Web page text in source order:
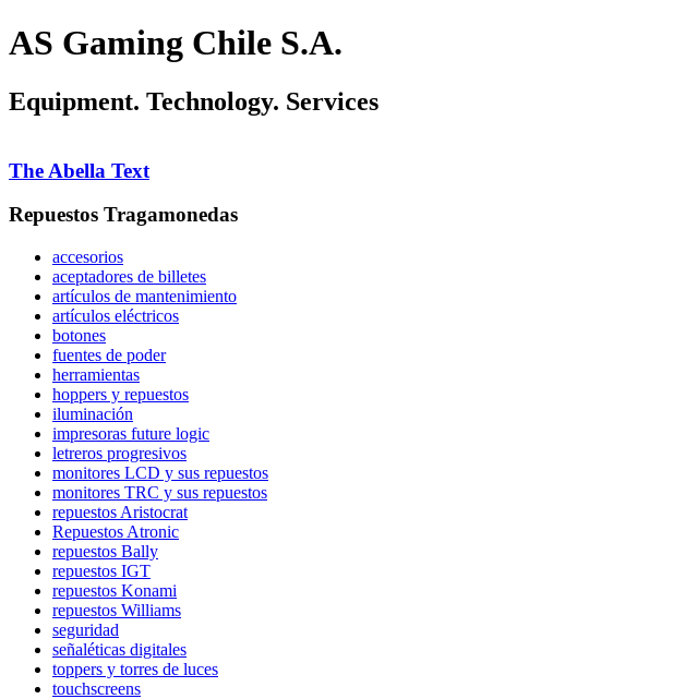
AS Gaming Chile S.A.
Equipment. Technology. Services
The Abella Text
Repuestos Tragamonedas
accesorios
aceptadores de billetes
artículos de mantenimiento
artículos eléctricos
botones
fuentes de poder
herramientas
hoppers y repuestos
iluminación
impresoras future logic
letreros progresivos
monitores LCD y sus repuestos
monitores TRC y sus repuestos
repuestos Aristocrat
Repuestos Atronic
repuestos Bally
repuestos IGT
repuestos Konami
repuestos Williams
seguridad
señaléticas digitales
toppers y torres de luces
touchscreens